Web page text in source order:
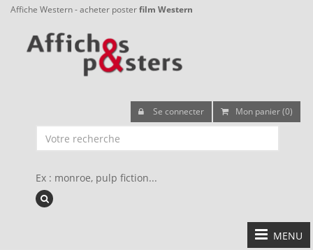
Affiche Western - acheter posterfilm Western
Se connecter Mon panier (0)
Ex : monroe, pulp fiction...
MENU